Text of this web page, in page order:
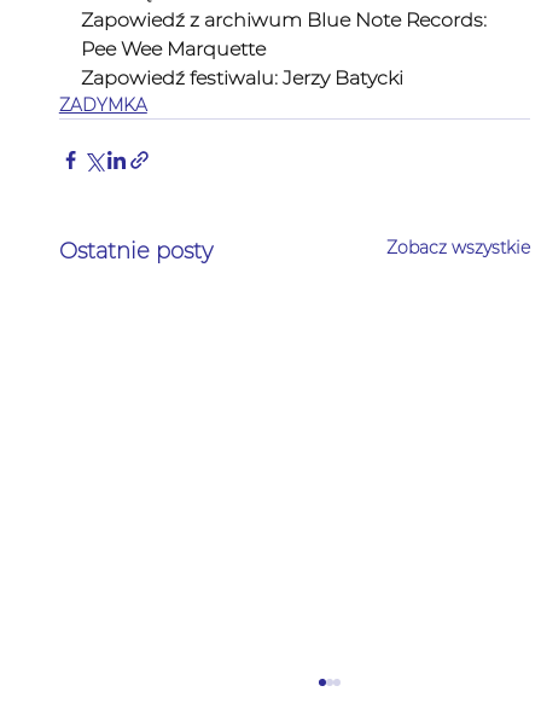
Zapowiedź z archiwum Blue Note Records:
Pee Wee Marquette
Zapowiedź festiwalu: Jerzy Batycki
ZADYMKA
Ostatnie posty Zobacz wszystkie